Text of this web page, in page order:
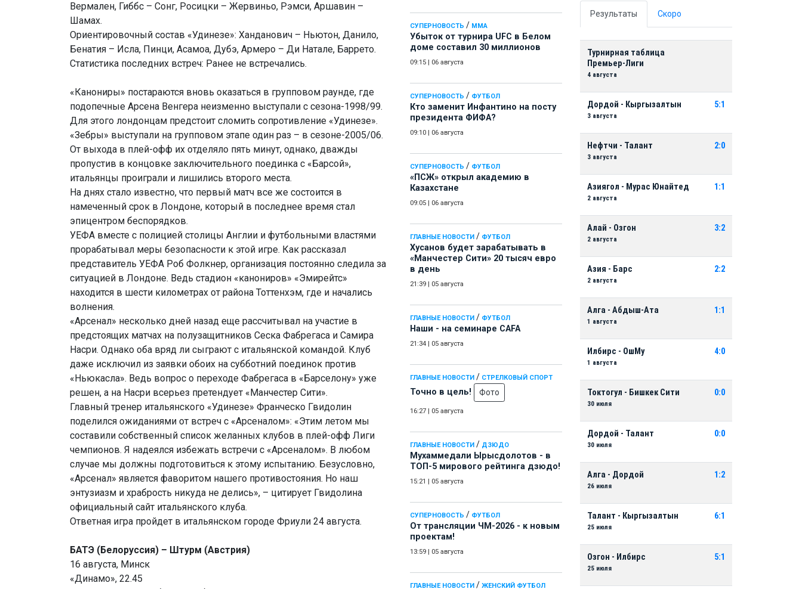
СУПЕРНОВОСТЬ / ММА
Убыток от турнира UFC в Белом
доме составил 30 миллионов
09:15 06 августа
СУПЕРНОВОСТЬ / ФУТБОЛ
Кто заменит Инфантино на посту
президента ФИФА?
09:10 06 августа
СУПЕРНОВОСТЬ / ФУТБОЛ
«ПСЖ» открыл академию в
Казахстане
09:05 06 августа
ГЛАВНЫЕ НОВОСТИ / ФУТБОЛ
Хусанов будет зарабатывать в
«Манчестер Сити» 20 тысяч евро
в день
21:39 05 августа
ГЛАВНЫЕ НОВОСТИ / ФУТБОЛ
Наши - на семинаре СAFA
21:34 05 августа
ГЛАВНЫЕ НОВОСТИ / СТРЕЛКОВЫЙ СПОРТ
Точно в цель! Фото
16:27 05 августа
ГЛАВНЫЕ НОВОСТИ / ДЗЮДО
Мухаммедали Ырысдолотов - в
ТОП-5 мирового рейтинга дзюдо!
15:21 05 августа
СУПЕРНОВОСТЬ / ФУТБОЛ
От трансляции ЧМ-2026 - к новым
проектам!
13:59 05 августа
ГЛАВНЫЕ НОВОСТИ / ЖЕНСКИЙ ФУТБОЛ
Вермален, Гиббс – Сонг, Росицки – Жервиньо, Рэмси, Аршавин –
Шамах.
Ориентировочный состав «Удинезе»: Ханданович – Ньютон, Данило,
Бенатия – Исла, Пинци, Асамоа, Дубэ, Армеро – Ди Натале, Баррето.
Статистика последних встреч: Ранее не встречались.
«Канониры» постараются вновь оказаться в групповом раунде, где
подопечные Арсена Венгера неизменно выступали с сезона-1998/99.
Для этого лондонцам предстоит сломить сопротивление «Удинезе».
«Зебры» выступали на групповом этапе один раз – в сезоне-2005/06.
От выхода в плей-офф их отделяло пять минут, однако, дважды
пропустив в концовке заключительного поединка с «Барсой»,
итальянцы проиграли и лишились второго места.
На днях стало известно, что первый матч все же состоится в
намеченный срок в Лондоне, который в последнее время стал
эпицентром беспорядков.
УЕФА вместе с полицией столицы Англии и футбольными властями
прорабатывал меры безопасности к этой игре. Как рассказал
представитель УЕФА Роб Фолкнер, организация постоянно следила за
ситуацией в Лондоне. Ведь стадион «канониров» «Эмирейтс»
находится в шести километрах от района Тоттенхэм, где и начались
волнения.
«Арсенал» несколько дней назад еще рассчитывал на участие в
предстоящих матчах на полузащитников Сеска Фабрегаса и Самира
Насри. Однако оба вряд ли сыграют с итальянской командой. Клуб
даже исключил из заявки обоих на субботний поединок против
«Ньюкасла». Ведь вопрос о переходе Фабрегаса в «Барселону» уже
решен, а на Насри всерьез претендует «Манчестер Сити».
Главный тренер итальянского «Удинезе» Франческо Гвидолин
поделился ожиданиями от встреч с «Арсеналом»: «Этим летом мы
составили собственный список желанных клубов в плей-офф Лиги
чемпионов. Я надеялся избежать встречи с «Арсеналом». В любом
случае мы должны подготовиться к этому испытанию. Безусловно,
«Арсенал» является фаворитом нашего противостояния. Но наш
энтузиазм и храбрость никуда не делись», – цитирует Гвидолина
официальный сайт итальянского клуба.
Ответная игра пройдет в итальянском городе Фриули 24 августа.
БАТЭ (Белоруссия) – Штурм (Австрия)
16 августа, Минск
«Динамо», 22.45
Результаты Скоро
Турнирная таблица
Премьер-Лиги
4 августа
Дордой - Кыргызалтын
3 августа
5:1
Нефтчи - Талант
3 августа
2:0
Азиягол - Мурас Юнайтед
2 августа
1:1
Алай - Озгон
2 августа
3:2
Азия - Барс
2 августа
2:2
Алга - Абдыш-Ата
1 августа
1:1
Илбирс - ОшМу
1 августа
4:0
Токтогул - Бишкек Сити
30 июля
0:0
Дордой - Талант
30 июля
0:0
Алга - Дордой
26 июля
1:2
Талант - Кыргызалтын
25 июля
6:1
Озгон - Илбирс
25 июля
5:1